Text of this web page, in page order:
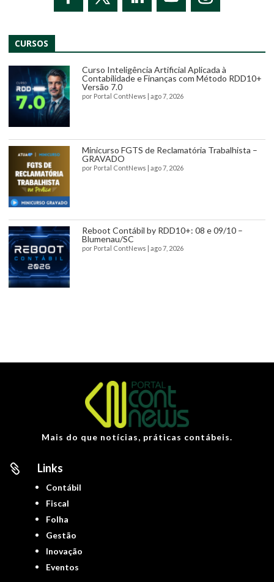
CURSOS
Curso Inteligência Artificial Aplicada à
Contabilidade e Finanças com Método RDD10+
Versão 7.0
por Portal ContNews ago 7, 2026
Minicurso FGTS de Reclamatória Trabalhista –
GRAVADO
por Portal ContNews ago 7, 2026
Reboot Contábil by RDD10+: 08 e 09/10 –
Blumenau/SC
por Portal ContNews ago 7, 2026
Mais do que notícias, práticas contábeis.
 Links
Contábil
Fiscal
Folha
Gestão
Inovação
Eventos